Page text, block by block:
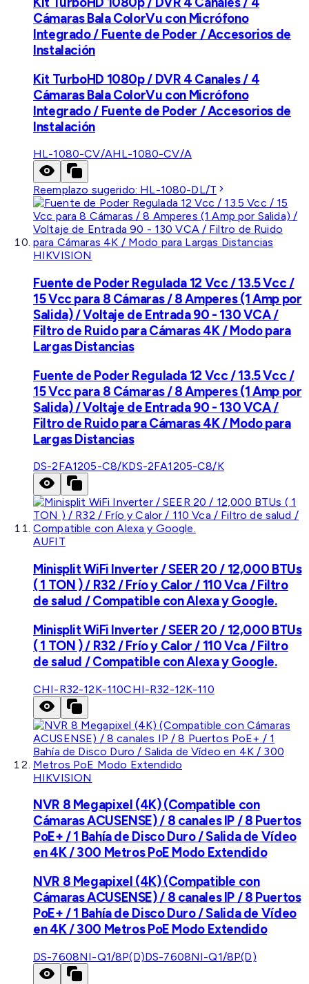
Cámaras Bala ColorVu con Micrófono
Integrado / Fuente de Poder / Accesorios de
Instalación
Kit TurboHD 1080p / DVR 4 Canales / 4
Cámaras Bala ColorVu con Micrófono
Integrado / Fuente de Poder / Accesorios de
Instalación
HL-1080-CV/AHL-1080-CV/A
Reemplazo sugerido: HL-1080-DL/T
HIKVISION
Fuente de Poder Regulada 12 Vcc / 13.5 Vcc /
15 Vcc para 8 Cámaras / 8 Amperes (1 Amp por
Salida) / Voltaje de Entrada 90 - 130 VCA /
Filtro de Ruido para Cámaras 4K / Modo para
Largas Distancias
Fuente de Poder Regulada 12 Vcc / 13.5 Vcc /
15 Vcc para 8 Cámaras / 8 Amperes (1 Amp por
Salida) / Voltaje de Entrada 90 - 130 VCA /
Filtro de Ruido para Cámaras 4K / Modo para
Largas Distancias
DS-2FA1205-C8/KDS-2FA1205-C8/K
AUFIT
Minisplit WiFi Inverter / SEER 20 / 12,000 BTUs
( 1 TON ) / R32 / Frío y Calor / 110 Vca / Filtro
de salud / Compatible con Alexa y Google.
Minisplit WiFi Inverter / SEER 20 / 12,000 BTUs
( 1 TON ) / R32 / Frío y Calor / 110 Vca / Filtro
de salud / Compatible con Alexa y Google.
CHI-R32-12K-110CHI-R32-12K-110
HIKVISION
NVR 8 Megapixel (4K) (Compatible con
Cámaras ACUSENSE) / 8 canales IP / 8 Puertos
PoE+ / 1 Bahía de Disco Duro / Salida de Vídeo
en 4K / 300 Metros PoE Modo Extendido
NVR 8 Megapixel (4K) (Compatible con
Cámaras ACUSENSE) / 8 canales IP / 8 Puertos
PoE+ / 1 Bahía de Disco Duro / Salida de Vídeo
en 4K / 300 Metros PoE Modo Extendido
DS-7608NI-Q1/8P(D)DS-7608NI-Q1/8P(D)